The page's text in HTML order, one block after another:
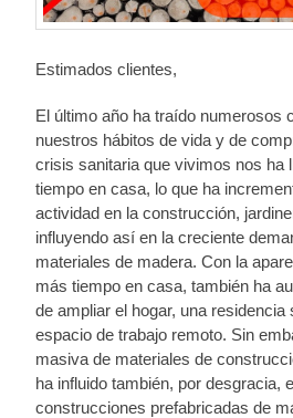
Estimados clientes,
El último año ha traído numerosos
nuestros hábitos de vida y de
crisis sanitaria que vivimos nos ha
tiempo en casa, lo que ha
actividad en la construcción,
influyendo así en la creciente
materiales de madera. Con la
más tiempo en casa, también ha
de ampliar el hogar, una residencia
espacio de trabajo remoto. Sin
masiva de materiales de
ha influido también, por desgracia,
construcciones prefabricadas de